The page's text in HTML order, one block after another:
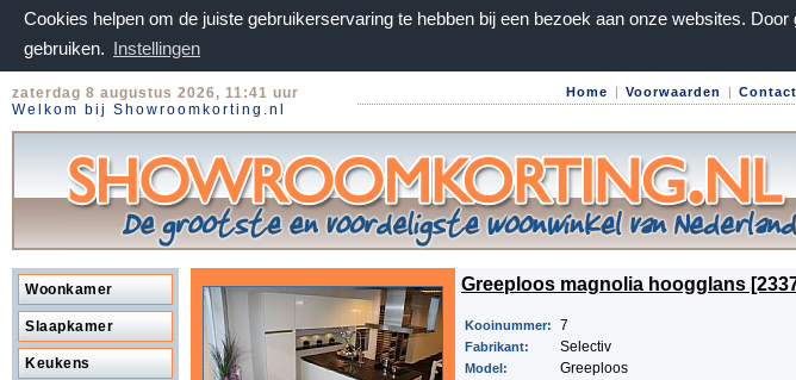
Cookies helpen om de juiste gebruikerservaring te hebben bij een bezoek aan onze websites.
gebruiken. Instellingen
zaterdag 8 augustus 2026, 11:41 uur
Welkom bij Showroomkorting.nl
Home | Voorwaarden | Contact
Woonkamer
Slaapkamer
Keukens
Greeploos magnolia hoogglans
Kooinummer: 7
Fabrikant: Selectiv
Model: Greeploos